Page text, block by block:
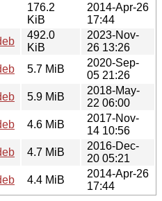
176.2
KiB
2014-Apr-26
17:44
492.0
KiB
2023-Nov-
26 13:26
5.7 MiB
2020-Sep-
05 21:26
5.9 MiB
2018-May-
22 06:00
4.6 MiB
2017-Nov-
14 10:56
4.7 MiB
2016-Dec-
20 05:21
4.4 MiB
2014-Apr-26
17:44